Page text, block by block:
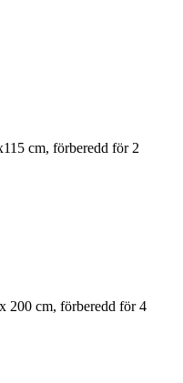
cm, förberedd för 2
200 cm, förberedd för 4